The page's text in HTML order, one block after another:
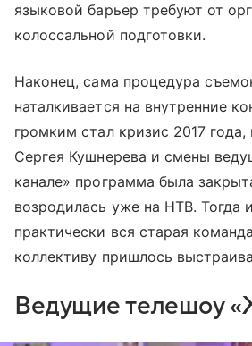
языковой барьер требуют от
колоссальной подготовки.
Наконец, сама процедура
наталкивается на внутренние
громким стал кризис 2017 года,
Сергея Кушнерева и смены
канале» программа была
возродилась уже на НТВ. Тогда
практически вся старая
коллективу пришлось
Ведущие телешоу